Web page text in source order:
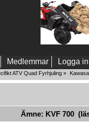
Medlemmar Logga in
ATV Quad Fyrhjuling»
Ämne: KVF 700